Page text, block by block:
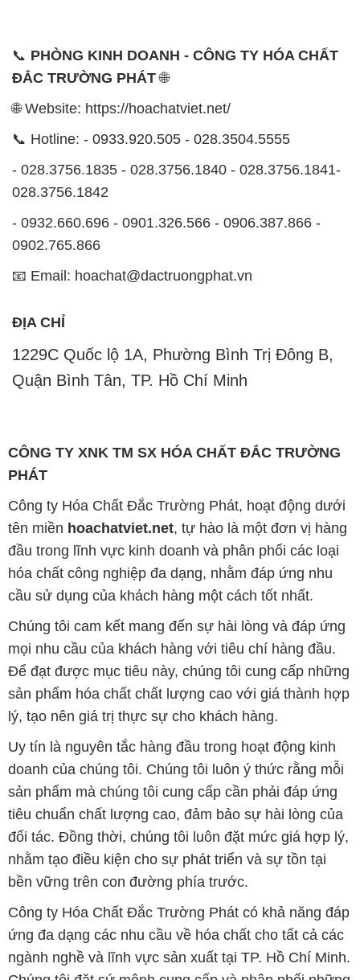
📞 PHÒNG KINH DOANH - CÔNG TY HÓA CHẤT
ĐẮC TRƯỜNG PHÁT🌐
🌐 Website: https://hoachatviet.net/
📞 Hotline: - 0933.920.505 - 028.3504.5555
- 028.3756.1835 - 028.3756.1840 - 028.3756.1841-
028.3756.1842
- 0932.660.696 - 0901.326.566 - 0906.387.866 -
0902.765.866
📧 Email: hoachat@dactruongphat.vn
ĐỊA CHỈ
1229C Quốc lộ 1A, Phường Bình Trị Đông B,
Quận Bình Tân, TP. Hồ Chí Minh
CÔNG TY XNK TM SX HÓA CHẤT ĐẮC TRƯỜNG
PHÁT
Công ty Hóa Chất Đắc Trường Phát, hoạt động dưới
tên miền hoachatviet.net, tự hào là một đơn vị hàng
đầu trong lĩnh vực kinh doanh và phân phối các loại
hóa chất công nghiệp đa dạng, nhằm đáp ứng nhu
cầu sử dụng của khách hàng một cách tốt nhất.
Chúng tôi cam kết mang đến sự hài lòng và đáp ứng
mọi nhu cầu của khách hàng với tiêu chí hàng đầu.
Để đạt được mục tiêu này, chúng tôi cung cấp những
sản phẩm hóa chất chất lượng cao với giá thành hợp
lý, tạo nên giá trị thực sự cho khách hàng.
Uy tín là nguyên tắc hàng đầu trong hoạt động kinh
doanh của chúng tôi. Chúng tôi luôn ý thức rằng mỗi
sản phẩm mà chúng tôi cung cấp cần phải đáp ứng
tiêu chuẩn chất lượng cao, đảm bảo sự hài lòng của
đối tác. Đồng thời, chúng tôi luôn đặt mức giá hợp lý,
nhằm tạo điều kiện cho sự phát triển và sự tồn tại
bền vững trên con đường phía trước.
Công ty Hóa Chất Đắc Trường Phát có khả năng đáp
ứng đa dạng các nhu cầu về hóa chất cho tất cả các
ngành nghề và lĩnh vực sản xuất tại TP. Hồ Chí Minh.